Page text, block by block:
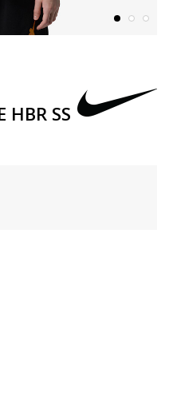
HBR SS